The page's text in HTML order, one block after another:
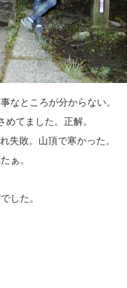
なところが分からない。
てました。正解。
失敗。山頂で寒かった。
ぁ。
した。